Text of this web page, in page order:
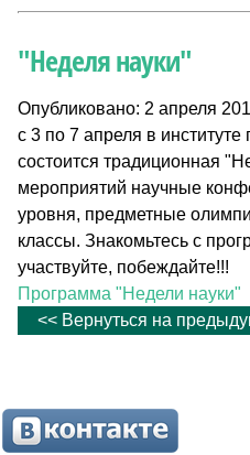
"Неделя науки"
Опубликовано: 2 апреля
с 3 по 7 апреля в институте
состоится традиционная
мероприятий научные
уровня, предметные
классы. Знакомьтесь с
участвуйте, побеждайте!!!
Программа "Недели науки"
<< Вернуться на